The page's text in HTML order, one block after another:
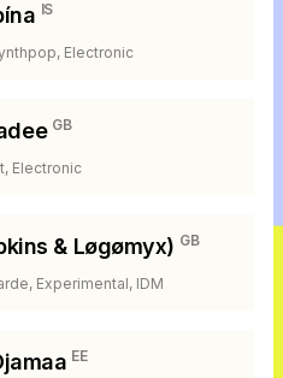
IS
Electronic
GB
Electronic
& Løgømyx) GB
Experimental, IDM
EE